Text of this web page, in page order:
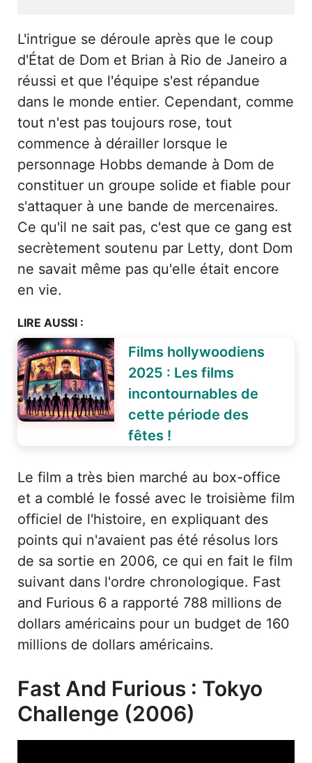
L'intrigue se déroule après que le coup
d'État de Dom et Brian à Rio de Janeiro a
réussi et que l'équipe s'est répandue
dans le monde entier. Cependant, comme
tout n'est pas toujours rose, tout
commence à dérailler lorsque le
personnage Hobbs demande à Dom de
constituer un groupe solide et fiable pour
s'attaquer à une bande de mercenaires.
Ce qu'il ne sait pas, c'est que ce gang est
secrètement soutenu par Letty, dont Dom
ne savait même pas qu'elle était encore
en vie.
LIRE AUSSI :
Films hollywoodiens
2025 : Les films
incontournables de
cette période des
fêtes !
Le film a très bien marché au box-office
et a comblé le fossé avec le troisième film
officiel de l'histoire, en expliquant des
points qui n'avaient pas été résolus lors
de sa sortie en 2006, ce qui en fait le film
suivant dans l'ordre chronologique. Fast
and Furious 6 a rapporté 788 millions de
dollars américains pour un budget de 160
millions de dollars américains.
Fast And Furious : Tokyo
Challenge (2006)